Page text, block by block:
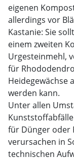
eigenen
allerdings vor
Kastanie: Sie
einem zweiten
Urgesteinmehl,
für
Heidegewächse
werden kann.
Unter allen
für Dünger oder
verursachen in
technischen